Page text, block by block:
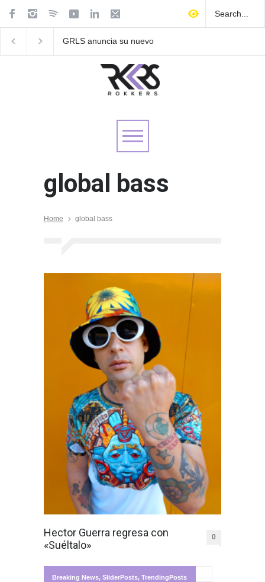
GRLS anuncia su nuevo
global bass
Home global bass
Hector Guerra regresa con
«Suéltalo»
0
Breaking News, SliderPosts, TrendingPosts